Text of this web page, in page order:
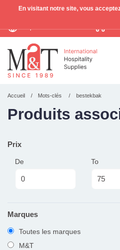
Accueil Mots-clés bestekbak
Produits
Prix
De To
Marques
Toutes les marques
M&T
En visitant notre site, vous